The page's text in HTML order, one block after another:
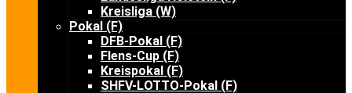
Kreisliga (W)
Pokal (F)
DFB-Pokal (F)
Flens-Cup (F)
Kreispokal (F)
SHFV-LOTTO-Pokal (F)